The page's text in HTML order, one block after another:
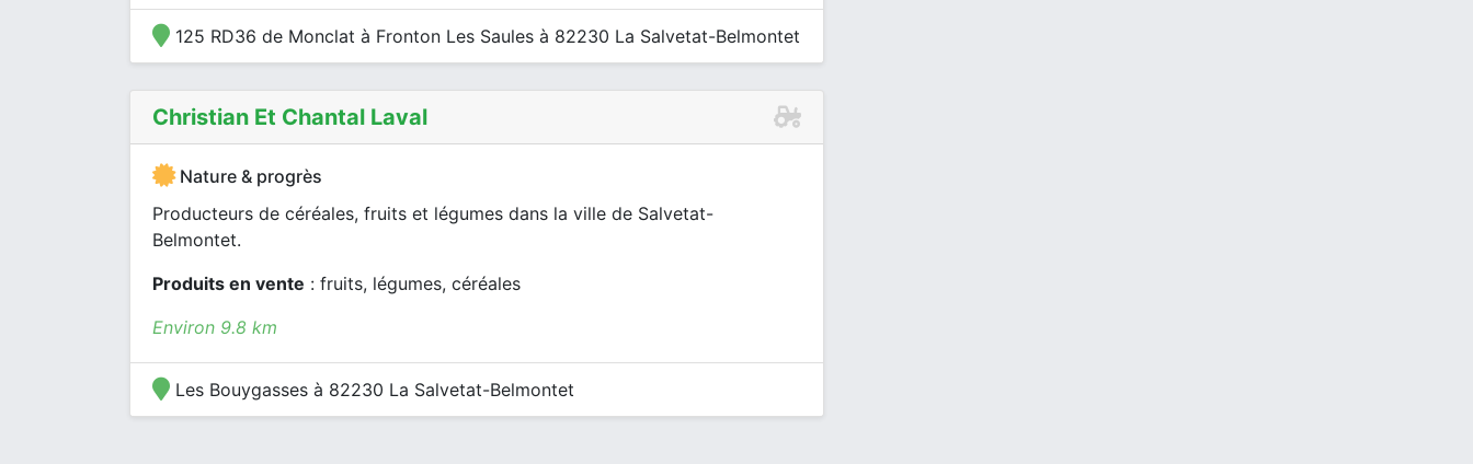
125 RD36 de Monclat à Fronton Les Saules à 82230 La Salvetat-Belmontet
Christian Et Chantal Laval
Nature & progrès
Producteurs de céréales, fruits et légumes dans la ville de Salvetat-
Belmontet.
Produits en vente : fruits, légumes, céréales
Environ 9.8 km
Les Bouygasses à 82230 La Salvetat-Belmontet